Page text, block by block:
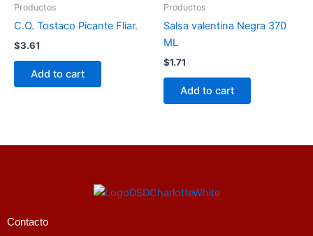
Productos
C.O. Tostaco Picante Fliar.
$3.61
Add to cart
Productos
Salsa valentina Negra 370
ML
$1.71
Add to cart
Contacto